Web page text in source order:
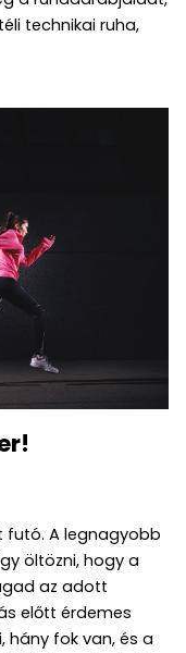
technikai ruha,
futó. A legnagyobb
öltözni, hogy a
az adott
előtt érdemes
hány fok van, és a